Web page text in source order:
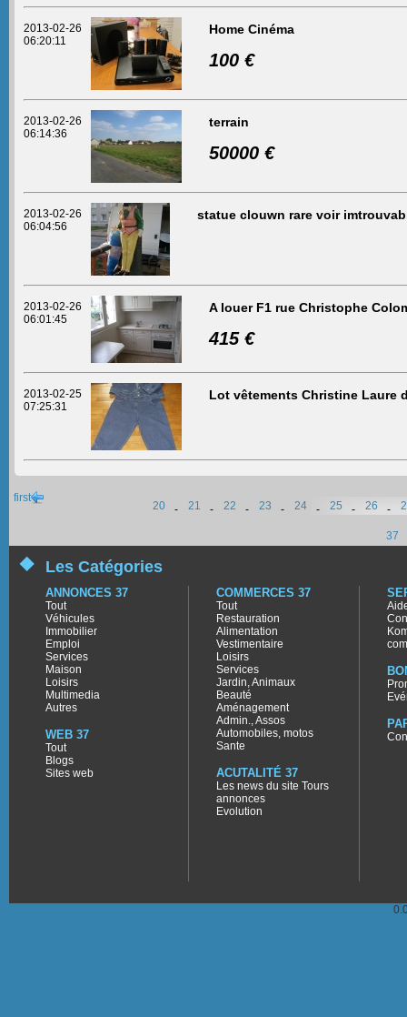
2013-02-26
06:20:11
Home Cinéma
100 €
2013-02-26
06:14:36
terrain
50000 €
2013-02-26
06:04:56
statue clouwn rare voir
2013-02-26
06:01:45
A louer F1 rue Christophe
415 €
2013-02-25
07:25:31
Lot vêtements Christine Laure
first
20 - 21 - 22 - 23 - 24 - 25 - 26 -
37
Les Catégories
ANNONCES 37
Tout
Véhicules
Immobilier
Emploi
Services
Maison
Loisirs
Multimedia
Autres
WEB 37
Tout
Blogs
Sites web
COMMERCES 37
Tout
Restauration
Alimentation
Vestimentaire
Loisirs
Services
Jardin, Animaux
Beauté
Aménagement
Admin., Assos
Automobiles, motos
Sante
ACUTALITÉ 37
Les news du site Tours
annonces
Evolution